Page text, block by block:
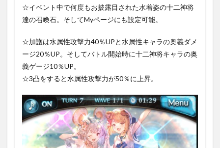
☆イベント中で何度もお披露目された水着姿の十二神将
達の召喚石。そしてMyページにも設定可能。
☆加護は水属性攻撃力40％UPと水属性キャラの奥義ダメ
ージ20％UP。そしてバトル開始時に十二神将キャラの奥
義ゲージ10％UP。
☆3凸をすると水属性攻撃力が50％に上昇。